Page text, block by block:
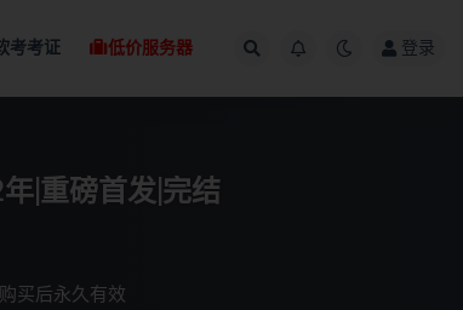
考考证 低价服务器 登录
|重磅首发|完结
买后永久有效